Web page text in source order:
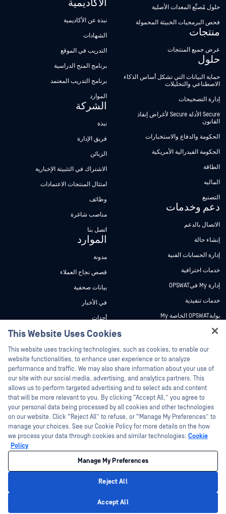
حلول مُصنِّع المعدات الأصلية
فحص البرمجيات الخبيثة المحمولة
منتجات
عرض جميع المنتجات
حلول
حماية البيانات التي تشكل أساس الذكاء
الاصطناعي والتحليلات
إدارة التصحيحات
Secure الأدلة Secure لأغراض إنفاذ
القانون
الحكومة والدفاع والاستخبارات
الحكومة الفيدرالية الأمريكية
الطاقة
الماليه
التصنيع
دعم وخدمات
الاتصال بالدعم
إنشاء حالة
إدارة الحسابات الفنية
خدمات احترافية
إدارة My فيOPSWAT
خدمات تنفيذية
بوابةOPSWAT الخاصة My
وثائق تقنية
دورات تدريبية
برنامج الثغرات الأمنية
الشركاء
شهادات
شركاء التكنولوجيا
برنامج شركاء القنوات
الأكاديمية
نبذة عن الأكاديمية
الشهادات
التدريب في الموقع
برنامج المنح الدراسية
برنامج التدريب المعتمد
الموارد
الشركة
نبذة
فريق الإدارة
الزبائن
الاشتراك في التثبيتة الإخبارية
امتثال المنتجات الاعتمادات
وظائف
مناصب شاغرة
اتصل بنا
الموارد
مدونة
قصص نجاح العملاء
بيانات صحفية
في الأخبار
أحداث
ندوات عبر الإنترنت
أوراق البيانات
مستندات تقنية
أدوات مجانية
©2026 OPSWAT . جميع الحقوق محفوظة. OPSWAT و MetaDefender و Metascan و
MetaAccess OPSWAT و Trust no File. Trust No Device. و OPSWAT و Protecting the
OPSWAT العلامات التجارية الخاصة بالجهات الخارجية هي ملك لأصحابها المعنيين.
إدارة تفضيلات ملفات تعريف الارتباط
This Website Uses Cookies
This website uses tracking technologies, such as cookies, to enable our
website functionalities, to enhance user experience or to analyze
performance and traffic. We may also share information about your use of
our site with our social media, advertising, and analytics partners. This
allows us to perform targeted advertising and to select ads and content
that will be more relevant to you. By clicking “Accept All,” you agree to
your personal data being processed by all cookies and other technologies
on our website. Click “Reject All” to refuse, or “Manage My Preferences” to
manage your choices. See our Cookie Policy for more details on the how
we process your data through cookies and similar technologies: Cookie
Policy
Manage My Preferences
Reject All
Accept All
Hey there!
I'm Ozzy, your OPSWAT virtual assistant.
How can I help you secure what's critical
today?